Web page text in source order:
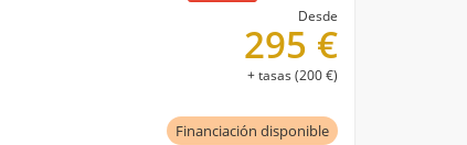
Financiación disponible
Desde
295 €
+ tasas (200 €)